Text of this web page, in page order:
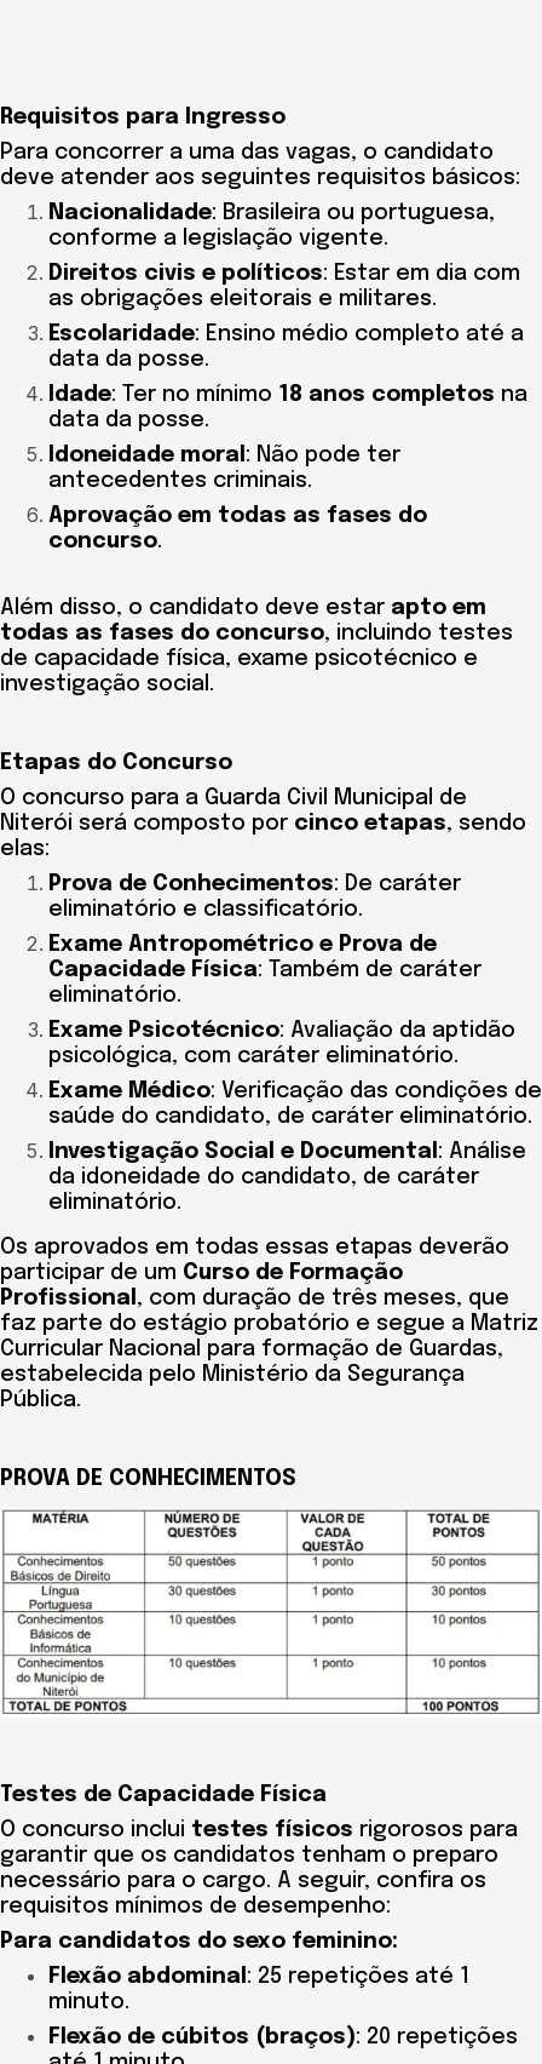
Requisitos para Ingresso
Para concorrer a uma das vagas, o candidato
deve atender aos seguintes requisitos básicos:
Nacionalidade: Brasileira ou portuguesa,
conforme a legislação vigente.
Direitos civis e políticos: Estar em dia com
as obrigações eleitorais e militares.
Escolaridade: Ensino médio completo até a
data da posse.
Idade: Ter no mínimo 18 anos completos na
data da posse.
Idoneidade moral : Não pode ter
antecedentes criminais.
Aprovação em todas as fases do
concurso.
Além disso, o candidato deve estar apto em
todas as fases do concurso, incluindo testes
de capacidade física, exame psicotécnico e
investigação social.
Etapas do Concurso
O concurso para a Guarda Civil Municipal de
Niterói será composto por cinco etapas, sendo
elas:
Prova de Conhecimentos: De caráter
eliminatório e classificatório.
Exame Antropométrico e Prova de
Capacidade Física: Também de caráter
eliminatório.
Exame Psicotécnico: Avaliação da aptidão
psicológica, com caráter eliminatório.
Exame Médico: Verificação das condições de
saúde do candidato, de caráter eliminatório.
Investigação Social e Documental : Análise
da idoneidade do candidato, de caráter
eliminatório.
Os aprovados em todas essas etapas deverão
participar de um Curso de Formação
Profissional , com duração de três meses, que
faz parte do estágio probatório e segue a Matriz
Curricular Nacional para formação de Guardas,
estabelecida pelo Ministério da Segurança
Pública.
PROVA DE CONHECIMENTOS
Testes de Capacidade Física
O concurso inclui testes físicos rigorosos para
garantir que os candidatos tenham o preparo
necessário para o cargo. A seguir, confira os
requisitos mínimos de desempenho:
Para candidatos do sexo feminino:
Flexão abdominal : 25 repetições até 1
minuto.
Flexão de cúbitos (braços): 20 repetições